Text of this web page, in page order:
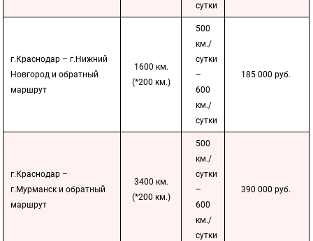
сутки
г.Краснодар – г.Нижний
Новгород и обратный
маршрут
1600 км.
(*200 км.)
500
км./
сутки
–
600
км./
сутки
185 000 руб.
г.Краснодар –
г.Мурманск и обратный
маршрут
3400 км.
(*200 км.)
500
км./
сутки
–
600
км./
сутки
390 000 руб.